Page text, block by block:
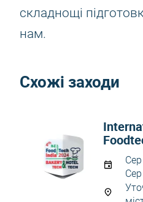
складнощі
нам.
Схожі заходи